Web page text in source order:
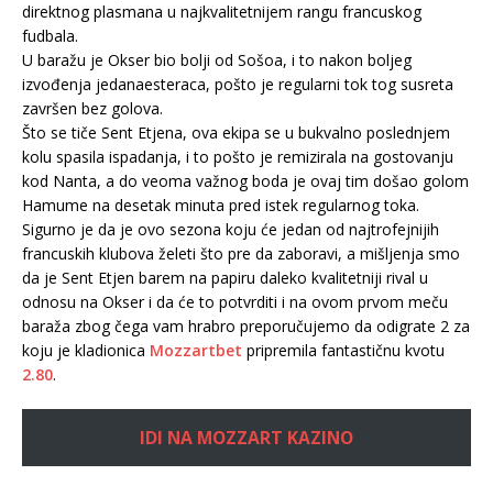
direktnog plasmana u najkvalitetnijem rangu francuskog
fudbala.
U baražu je Okser bio bolji od Sošoa, i to nakon boljeg
izvođenja jedanaesteraca, pošto je regularni tok tog susreta
završen bez golova.
Što se tiče Sent Etjena, ova ekipa se u bukvalno poslednjem
kolu spasila ispadanja, i to pošto je remizirala na gostovanju
kod Nanta, a do veoma važnog boda je ovaj tim došao golom
Hamume na desetak minuta pred istek regularnog toka.
Sigurno je da je ovo sezona koju će jedan od najtrofejnijih
francuskih klubova želeti što pre da zaboravi, a mišljenja smo
da je Sent Etjen barem na papiru daleko kvalitetniji rival u
odnosu na Okser i da će to potvrditi i na ovom prvom meču
baraža zbog čega vam hrabro preporučujemo da odigrate 2 za
koju je kladionica Mozzartbet pripremila fantastičnu kvotu
2.80.
IDI NA MOZZART KAZINO